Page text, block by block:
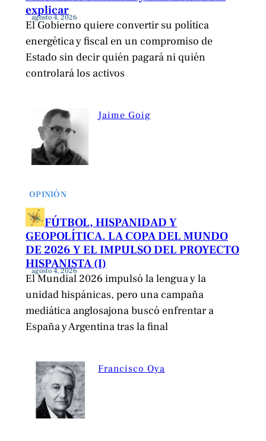
explicar
agosto 4, 2026
El Gobierno quiere convertir su política
energética y fiscal en un compromiso de
Estado sin decir quién pagará ni quién
controlará los activos
Jaime Goig
OPINIÓN
FÚTBOL, HISPANIDAD Y
GEOPOLÍTICA. LA COPA DEL MUNDO
DE 2026 Y EL IMPULSO DEL PROYECTO
HISPANISTA (I)
agosto 4, 2026
El Mundial 2026 impulsó la lengua y la
unidad hispánicas, pero una campaña
mediática anglosajona buscó enfrentar a
España y Argentina tras la final
Francisco Oya